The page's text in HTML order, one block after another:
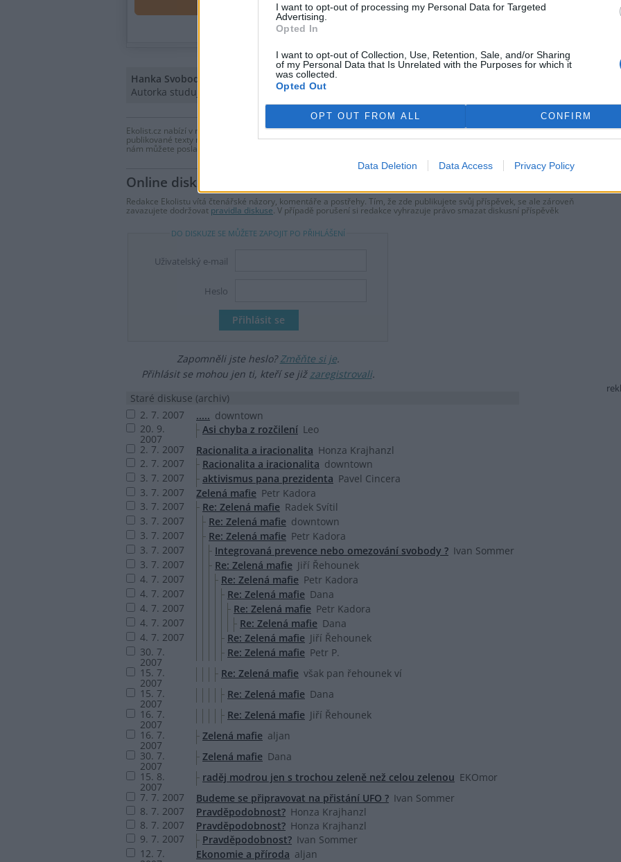
I want to opt-out of processing my Personal Data for Targeted
Advertising.
Opted In
I want to opt-out of Collection, Use, Retention, Sale, and/or Sharing
of my Personal Data that Is Unrelated with the Purposes for which it
was collected.
Opted Out
OPT OUT FROM ALL CONFIRM
Data Deletion Data Access Privacy Policy
Hanka Svobodová
Autorka studuje biologii na Přf UK.
Ekolist.cz nabízí v rubrice Názory a komentáře prostor pro otevřenou diskuzi. V žádném případě ale nejsou zde
publikované texty názorem Ekolistu nebo jeho vydavatele, nýbrž jen a pouze názorem autora daného textu. Svůj názor
nám můžete poslat na
Online diskuse
Redakce Ekolistu vítá čtenářské názory, komentáře a postřehy. Tím, že zde publikujete svůj příspěvek, se ale zároveň
zavazujete dodržovat pravidla diskuse . V případě porušení si redakce vyhrazuje právo smazat diskusní příspěvěk
DO DISKUZE SE MŮŽETE ZAPOJIT PO PŘIHLÁŠENÍ
Uživatelský e-mail
Heslo
Zapomněli jste heslo?Změňte si je.
Přihlásit se mohou jen ti, kteří se již zaregistrovali.
Staré diskuse (archiv)
2. 7. 2007
..... downtown
20. 9.
2007
Asi chyba z rozčilení Leo
2. 7. 2007
Racionalita a iracionalita Honza Krajhanzl
2. 7. 2007
Racionalita a iracionalita downtown
3. 7. 2007
aktivismus pana prezidenta Pavel Cincera
3. 7. 2007
Zelená mafie Petr Kadora
3. 7. 2007
Re: Zelená mafie Radek Svítil
3. 7. 2007
Re: Zelená mafie downtown
3. 7. 2007
Re: Zelená mafie Petr Kadora
3. 7. 2007
Integrovaná prevence nebo omezování svobody ? Ivan Sommer
3. 7. 2007
Re: Zelená mafie Jiří Řehounek
4. 7. 2007
Re: Zelená mafie Petr Kadora
4. 7. 2007
Re: Zelená mafie Dana
4. 7. 2007
Re: Zelená mafie Petr Kadora
4. 7. 2007
Re: Zelená mafie Dana
4. 7. 2007
Re: Zelená mafie Jiří Řehounek
30. 7.
2007
Re: Zelená mafie Petr P.
15. 7.
2007
Re: Zelená mafie však pan řehounek ví
15. 7.
2007
Re: Zelená mafie Dana
16. 7.
2007
Re: Zelená mafie Jiří Řehounek
16. 7.
2007
Zelená mafie aljan
30. 7.
2007
Zelená mafie Dana
15. 8.
2007
raděj modrou jen s trochou zeleně než celou zelenou EKOmor
7. 7. 2007
Budeme se připravovat na přistání UFO ? Ivan Sommer
8. 7. 2007
Pravděpodobnost? Honza Krajhanzl
8. 7. 2007
Pravděpodobnost? Honza Krajhanzl
9. 7. 2007
Pravděpodobnost? Ivan Sommer
12. 7.
Ekonomie a příroda aljan